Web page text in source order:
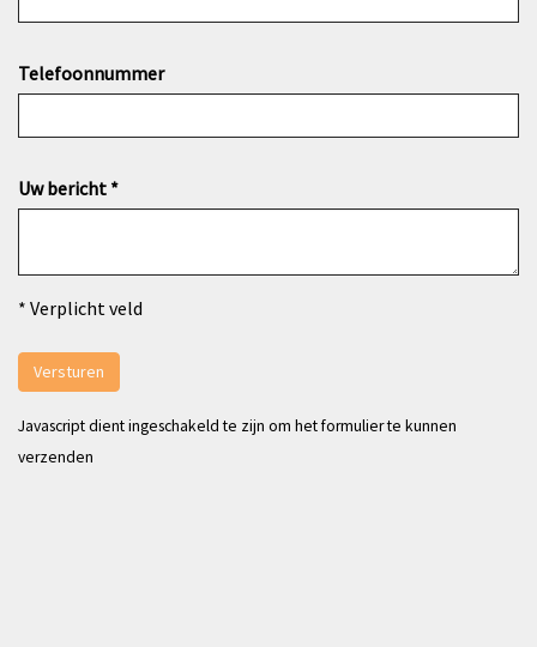
Telefoonnummer
Uw bericht *
* Verplicht veld
Versturen
Javascript dient ingeschakeld te zijn om het formulier te kunnen
verzenden